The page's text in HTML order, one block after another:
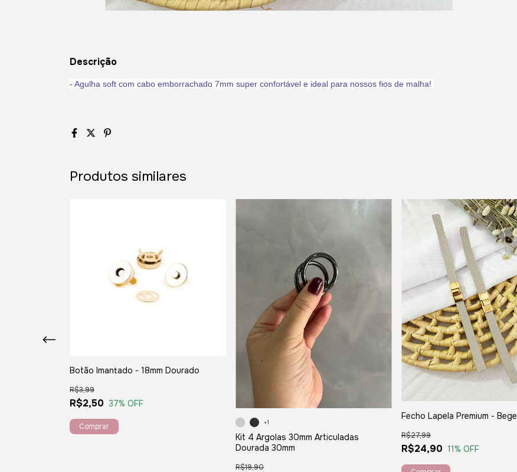
Descrição
- Agulha soft com cabo emborrachado 7mm super confortável e ideal para nossos fios de malha!
Produtos similares
Botão Imantado - 18mm Dourado
R$2,50
R$3,99
37% OFF
Kit 4 Argolas 30mm Articuladas
Dourada 30mm
R$19,90
+1
Fecho Lapela Premium - Bege
R$24,90
R$27,99
11% OFF